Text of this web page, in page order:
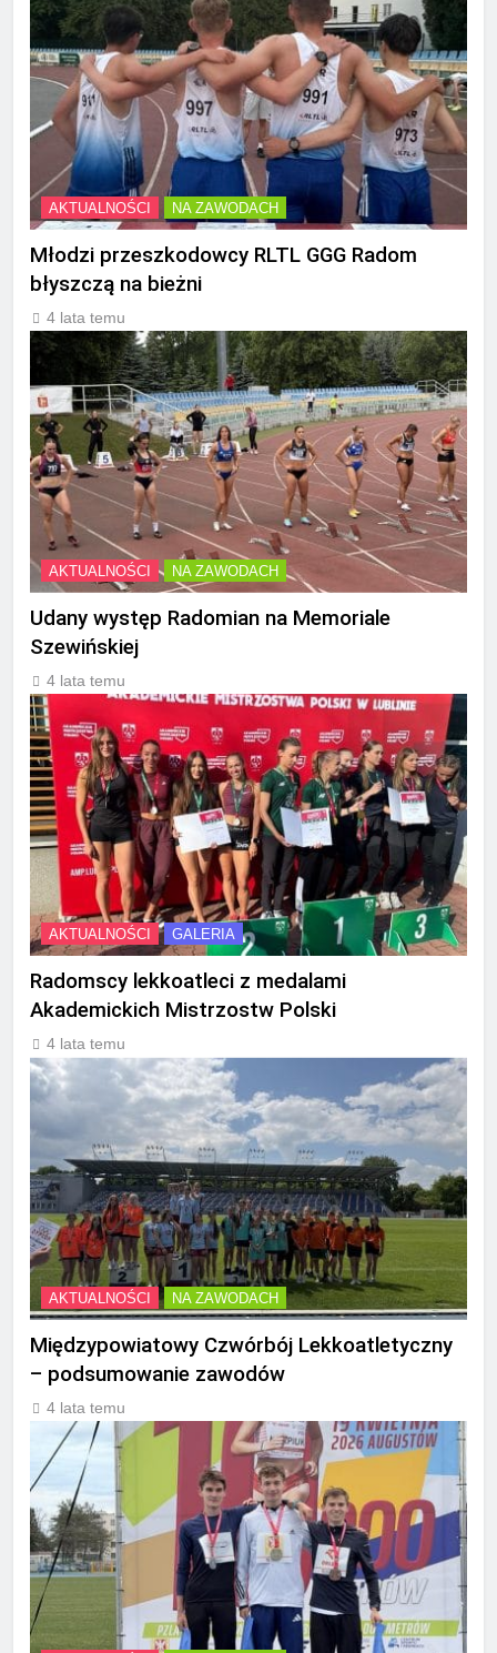
AKTUALNOŚCI NA ZAWODACH
Młodzi przeszkodowcy RLTL GGG Radom
błyszczą na bieżni
4 lata temu
AKTUALNOŚCI NA ZAWODACH
Udany występ Radomian na Memoriale
Szewińskiej
4 lata temu
AKTUALNOŚCI GALERIA
Radomscy lekkoatleci z medalami
Akademickich Mistrzostw Polski
4 lata temu
AKTUALNOŚCI NA ZAWODACH
Międzypowiatowy Czwórbój Lekkoatletyczny
– podsumowanie zawodów
4 lata temu